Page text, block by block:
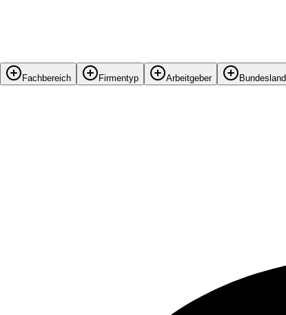
Fachbereich Firmentyp Arbeitgeber Bundesland